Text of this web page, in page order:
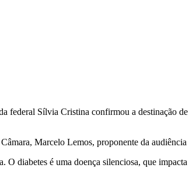
federal Sílvia Cristina confirmou a destinação
Marcelo Lemos, proponente da
diabetes é uma doença silenciosa, que